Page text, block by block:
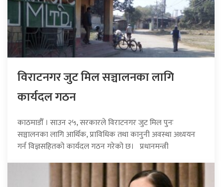
विराटनगर जुट मिल सञ्चालनका लागि
कार्यदल गठन
काठमाडौँ । साउन २५, सरकारले विराटनगर जुट मिल पुनः
सञ्चालनका लागि आर्थिक, प्राविधिक तथा कानुनी अवस्था अध्ययन
गर्न विज्ञसहितको कार्यदल गठन गरेको छ। प्रधानमन्त्री